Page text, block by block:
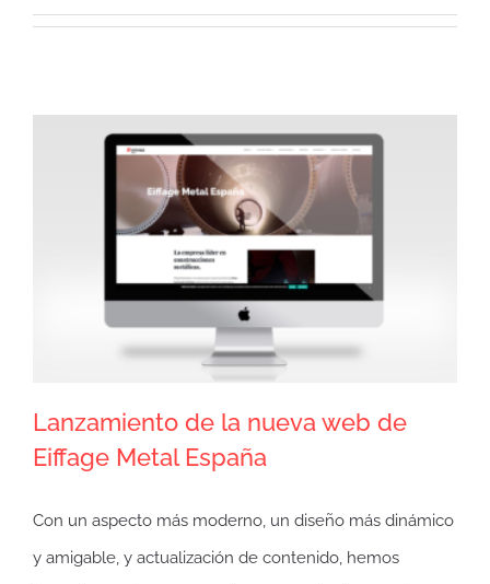
Lanzamiento de la nueva web de
Eiffage Metal España
Con un aspecto más moderno, un diseño más dinámico
y amigable, y actualización de contenido, hemos